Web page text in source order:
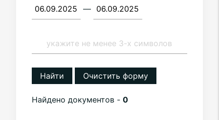
—
Найти Очистить форму
Найдено документов - 0